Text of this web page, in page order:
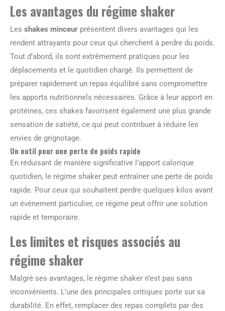
Les avantages du régime shaker
Les shakes minceur présentent divers avantages qui les
rendent attrayants pour ceux qui cherchent à perdre du poids.
Tout d’abord, ils sont extrêmement pratiques pour les
déplacements et le quotidien chargé. Ils permettent de
préparer rapidement un repas équilibré sans compromettre
les apports nutritionnels nécessaires. Grâce à leur apport en
protéines, ces shakes favorisent également une plus grande
sensation de satiété, ce qui peut contribuer à réduire les
envies de grignotage.
Un outil pour une perte de poids rapide
En réduisant de manière significative l’apport calorique
quotidien, le régime shaker peut entraîner une perte de poids
rapide. Pour ceux qui souhaitent perdre quelques kilos avant
un événement particulier, ce régime peut offrir une solution
rapide et temporaire.
Les limites et risques associés au
régime shaker
Malgré ses avantages, le régime shaker n’est pas sans
inconvénients. L’une des principales critiques porte sur sa
durabilité. En effet, remplacer des repas complets par des